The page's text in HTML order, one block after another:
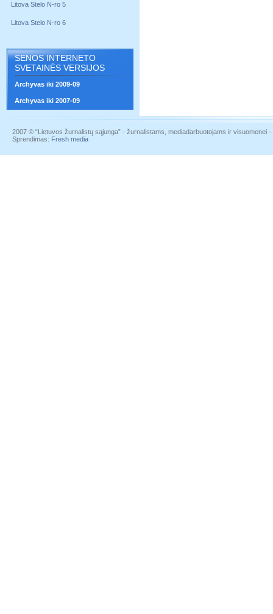
Litova Stelo N-ro 5
Litova Stelo N-ro 6
SENOS INTERNETO
SVETAINĖS VERSIJOS
Archyvas iki 2009-09
Archyvas iki 2007-09
2007 © “Lietuvos žurnalistų sąjunga” - žurnalistams, mediadarbuotojams ir visuomenei
Sprendimas: Fresh media